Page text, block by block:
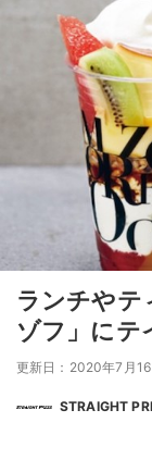
ランチやテ
ゾフ」にテ
更新日：2020年7月16
STRAIGHT